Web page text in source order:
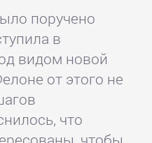
поручено
в
видом новой
от этого не
что